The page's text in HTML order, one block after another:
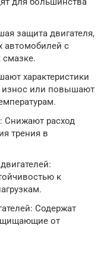
защита двигателя,
автомобилей с
характеристики
износ или повышают
Снижают расход
трения в
к
Содержат
от